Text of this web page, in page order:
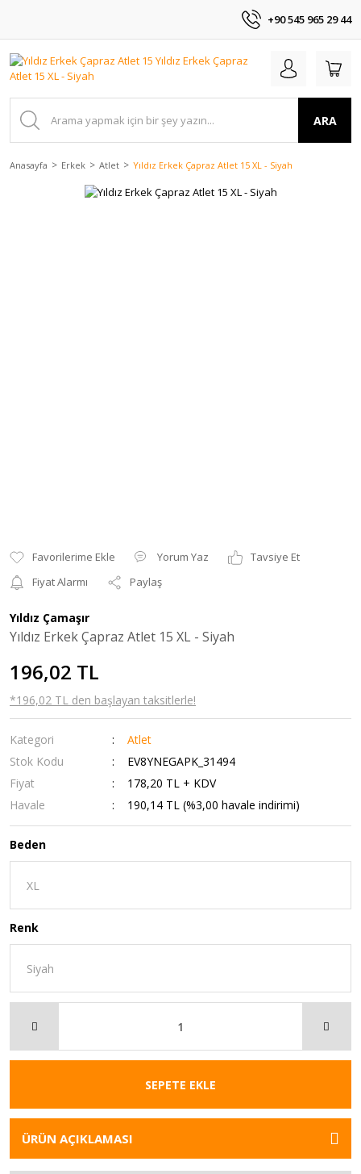
+90 545 965 29 44
ARA
Anasayfa Erkek Atlet Yıldız Erkek Çapraz Atlet 15 XL - Siyah
Yorum Yaz
Tavsiye Et
Fiyat Alarmı
Paylaş
Yıldız Çamaşır
Yıldız Erkek Çapraz Atlet 15 XL - Siyah
196,02 TL
*196,02 TL den başlayan taksitlerle!
Kategori
Atlet
Stok Kodu
EV8YNEGAPK_31494
Fiyat
178,20 TL + KDV
Havale
190,14 TL (%3,00 havale indirimi)
Beden
Renk
SEPETE EKLE
ÜRÜN AÇIKLAMASI